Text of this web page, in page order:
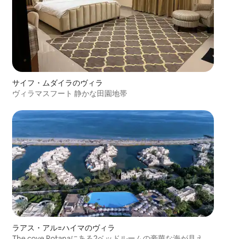
サイフ・ムダイラのヴィラ
ヴィラマスフート 静かな田園地帯
ラアス・アル=ハイマのヴィラ